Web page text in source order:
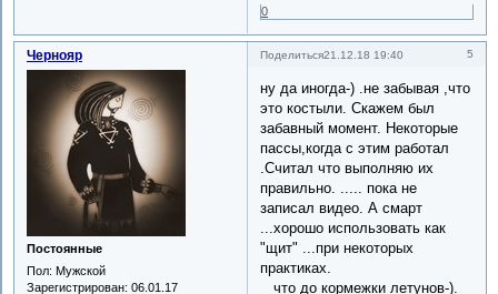
0
Поделиться 5
21.12.18 19:40
Чернояр
Постоянные
Пол: Мужской
Зарегистрирован: 06.01.17
ну да иногда-) .не забывая ,что
это костыли. Скажем был
забавный момент. Некоторые
пассы,когда с этим работал
.Считал что выполняю их
правильно. ..... пока не
записал видео. А смарт
...хорошо использовать как
"щит" ...при некоторых
практиках.
что до кормежки летунов-).